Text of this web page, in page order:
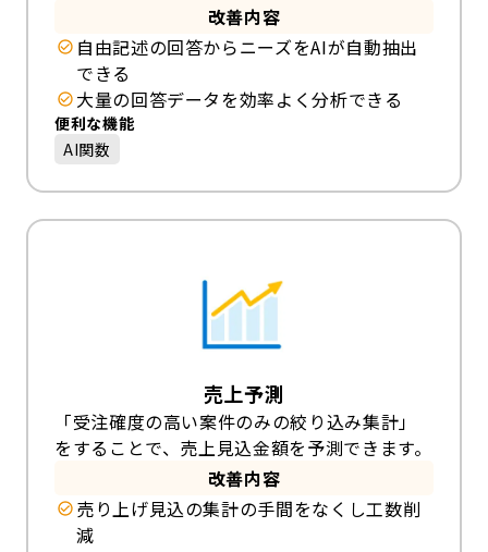
改善内容
自由記述の回答からニーズをAIが自動抽出
できる
大量の回答データを効率よく分析できる
便利な機能
AI関数
売上予測
「受注確度の高い案件のみの絞り込み集計」
をすることで、売上見込金額を予測できます。
改善内容
売り上げ見込の集計の手間をなくし工数削
減